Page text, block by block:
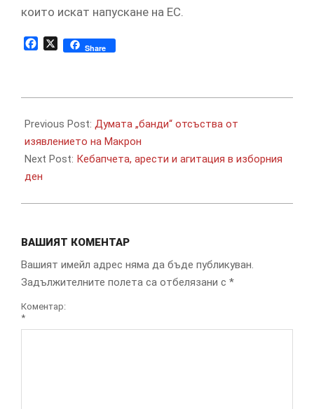
които искат напускане на ЕС.
Facebook
X Share
11-
03
Previous Post: Думата „банди“ отсъства от
изявлението на Макрон
Next Post: Кебапчета, арести и агитация в изборния
ден
ВАШИЯТ КОМЕНТАР
Вашият имейл адрес няма да бъде публикуван.
Задължителните полета са отбелязани с *
Коментар:
*